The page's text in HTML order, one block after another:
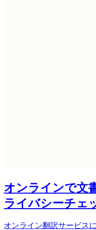
オンラインで文
ライバシーチェ
オンライン翻訳サービス